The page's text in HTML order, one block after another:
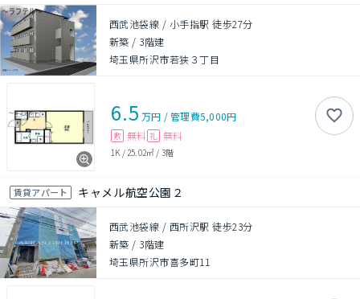
西武池袋線 / 小手指駅 徒歩27分
新築 / 3階建
埼玉県所沢市若狭３丁目
6.5 万円 /管理費5,000円
敷 無料 礼 無料
1K / 25.02㎡ / 3階
賃貸アパート キャメル航空公園２
西武池袋線 / 西所沢駅 徒歩23分
新築 / 3階建
埼玉県所沢市喜多町11